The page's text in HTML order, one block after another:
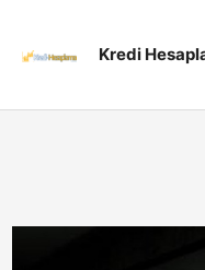
atla
Kredi